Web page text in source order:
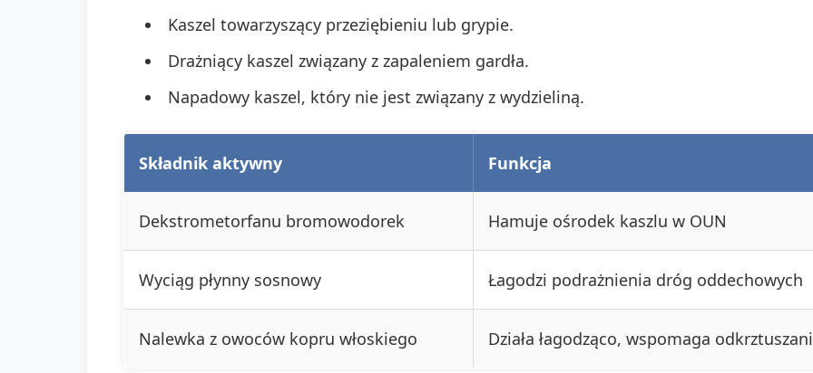
Kaszel towarzyszący przeziębieniu lub grypie.
Drażniący kaszel związany z zapaleniem gardła.
Napadowy kaszel, który nie jest związany z wydzieliną.
Składnik aktywny Funkcja
Dekstrometorfanu bromowodorek Hamuje ośrodek kaszlu w OUN
Wyciąg płynny sosnowy Łagodzi podrażnienia dróg oddechowych
Nalewka z owoców kopru włoskiego Działa łagodząco, wspomaga